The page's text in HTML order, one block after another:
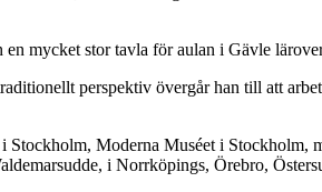
mycket stor tavla för aulan i Gävle
perspektiv övergår han till att
Moderna Muséet i
i Norrköpings, Örebro,